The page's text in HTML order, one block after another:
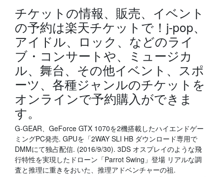
チケットの情報、販売、イベント
の予約は楽天チケットで！j-pop、
アイドル、ロック、などのライ
ブ・コンサートや、ミュージカ
ル、舞台、その他イベント、スポ
ーツ、各種ジャンルのチケットを
オンラインで予約購入ができま
す。
G-GEAR、GeForce GTX 1070を2機搭載したハイエンドゲー
ミングPC発売. GPUを「2WAY SLI HB ダウンロード専用で
DMMにて独占配信. (2016/9/30). 3DS オスプレイのような飛
行特性を実現したドローン「Parrot Swing」登場 リアルな調
査と推理に重きをおいた、推理アドベンチャーの祖.